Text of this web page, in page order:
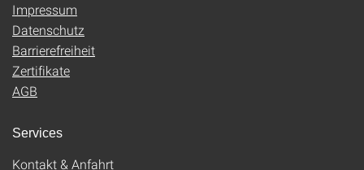
Impressum
Datenschutz
Barrierefreiheit
Zertifikate
AGB
Services
Kontakt & Anfahrt